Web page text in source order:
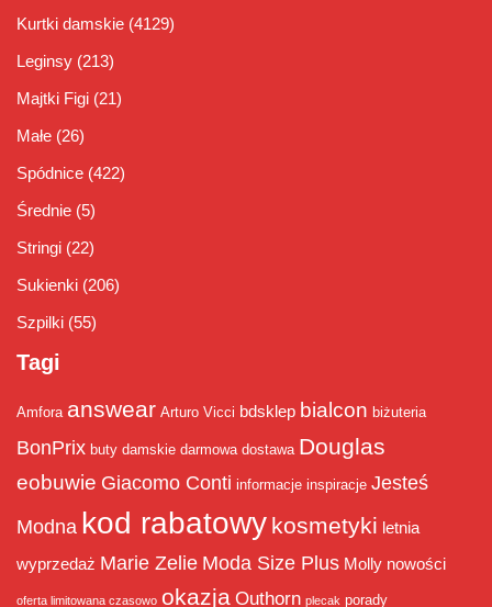
Kurtki damskie (4129)
Leginsy (213)
Majtki Figi (21)
Małe (26)
Spódnice (422)
Średnie (5)
Stringi (22)
Sukienki (206)
Szpilki (55)
Tagi
Amfora answear Arturo Vicci bdsklep bialcon biżuteria
BonPrix buty damskie darmowa dostawa Douglas
eobuwie Giacomo Conti informacje inspiracje Jesteś
Modna kod rabatowy kosmetyki letnia
wyprzedaż Marie Zelie Moda Size Plus Molly nowości
oferta limitowana czasowo okazja Outhorn plecak porady